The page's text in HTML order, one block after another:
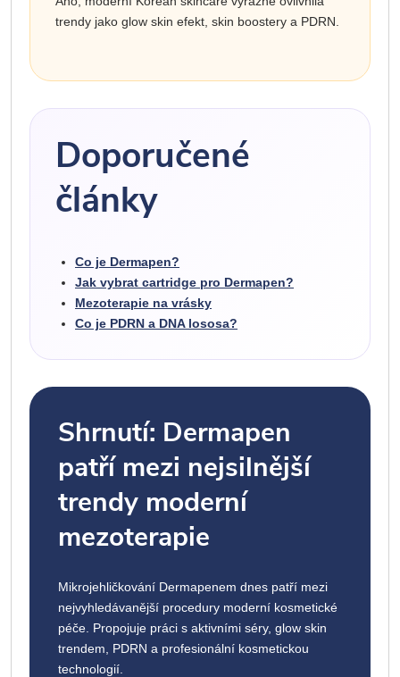
trendy jako glow skin efekt, skin boostery a PDRN.
Doporučené
články
Co je Dermapen?
Jak vybrat cartridge pro Dermapen?
Mezoterapie na vrásky
Co je PDRN a DNA lososa?
Shrnutí: Dermapen
patří mezi nejsilnější
trendy moderní
mezoterapie
Mikrojehličkování Dermapenem dnes patří mezi
nejvyhledávanější procedury moderní kosmetické
péče. Propojuje práci s aktivními séry, glow skin
trendem, PDRN a profesionální kosmetickou
technologií.